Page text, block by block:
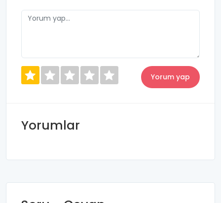
Yorumlar